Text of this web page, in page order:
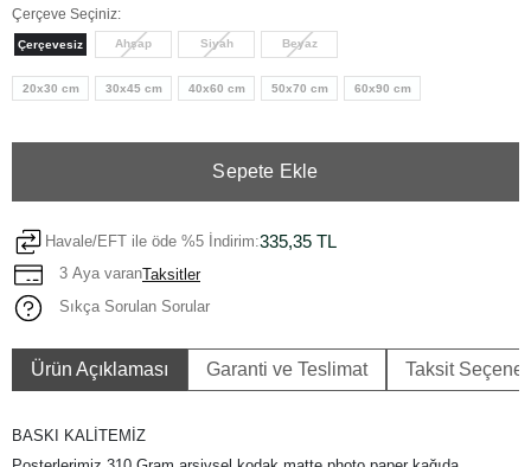
Çerçeve Seçiniz:
Çerçevesiz Ahşap Siyah Beyaz
20x30 cm 30x45 cm 40x60 cm 50x70 cm 60x90 cm
Sepete Ekle
Havale/EFT ile öde %5 İndirim:335,35 TL
3 Aya varanTaksitler
Sıkça Sorulan Sorular
Ürün Açıklaması Garanti ve Teslimat Taksit
BASKI KALİTEMİZ